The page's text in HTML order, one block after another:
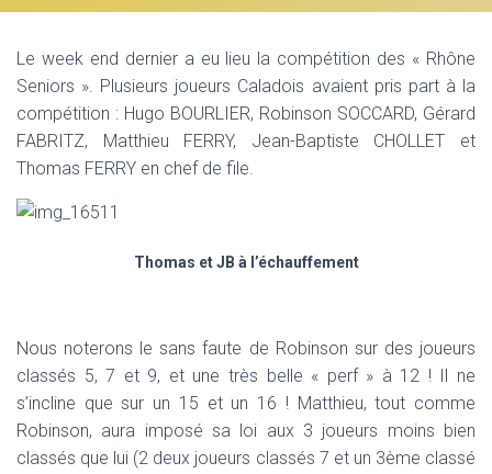
N
A
V
Le week end dernier a eu lieu la compétition des « Rhône
Seniors ». Plusieurs joueurs Caladois avaient pris part à la
compétition : Hugo BOURLIER, Robinson SOCCARD, Gérard
FABRITZ, Matthieu FERRY, Jean-Baptiste CHOLLET et
Thomas FERRY en chef de file.
Thomas et JB à l’échauffement
Nous noterons le sans faute de Robinson sur des joueurs
classés 5, 7 et 9, et une très belle « perf » à 12 ! Il ne
s’incline que sur un 15 et un 16 ! Matthieu, tout comme
Robinson, aura imposé sa loi aux 3 joueurs moins bien
classés que lui (2 deux joueurs classés 7 et un 3ème classé